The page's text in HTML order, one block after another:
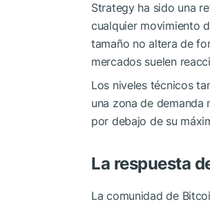
Strategy ha sido una
cualquier movimiento
tamaño no altera de
mercados suelen
Los niveles técnicos
una zona de demanda
por debajo de su
La respuesta
La comunidad de